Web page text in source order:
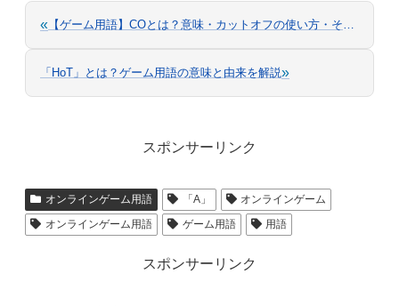
« 【ゲーム用語】COとは？意味・カットオフの使い方・その他の意味も解説
「HoT」とは？ゲーム用語の意味と由来を解説»
スポンサーリンク
オンラインゲーム用語 「A」
オンラインゲーム
オンラインゲーム用語
ゲーム用語 用語
スポンサーリンク